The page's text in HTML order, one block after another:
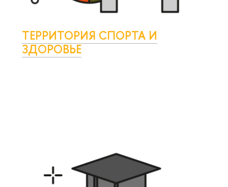
ТЕРРИТОРИЯ СПОРТА И
ЗДОРОВЬЕ